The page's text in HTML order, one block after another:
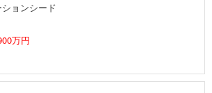
ョンシード
万円